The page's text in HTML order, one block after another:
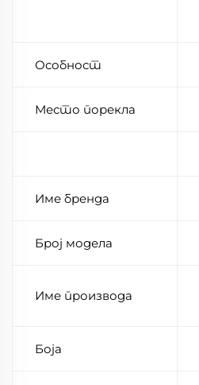
Особност
Место порекла
Име бренда
Број модела
Име производа
Боја